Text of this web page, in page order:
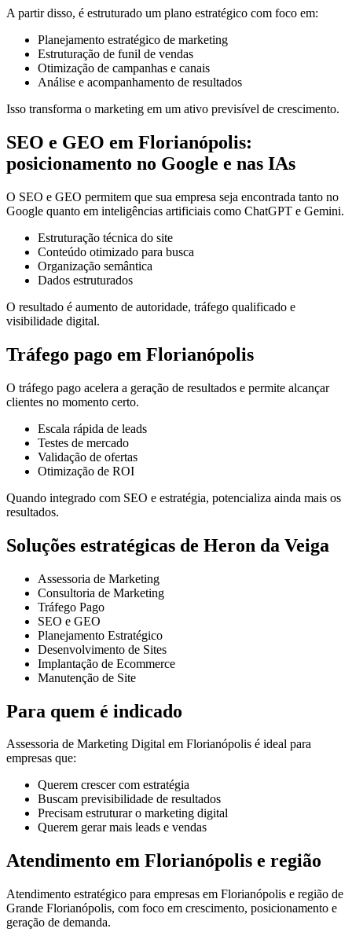
A partir disso, é estruturado um plano estratégico com foco em:
Planejamento estratégico de marketing
Estruturação de funil de vendas
Otimização de campanhas e canais
Análise e acompanhamento de resultados
Isso transforma o marketing em um ativo previsível de crescimento.
SEO e GEO em Florianópolis:
posicionamento no Google e nas IAs
O SEO e GEO permitem que sua empresa seja encontrada tanto no
Google quanto em inteligências artificiais como ChatGPT e Gemini.
Estruturação técnica do site
Conteúdo otimizado para busca
Organização semântica
Dados estruturados
O resultado é aumento de autoridade, tráfego qualificado e
visibilidade digital.
Tráfego pago em Florianópolis
O tráfego pago acelera a geração de resultados e permite alcançar
clientes no momento certo.
Escala rápida de leads
Testes de mercado
Validação de ofertas
Otimização de ROI
Quando integrado com SEO e estratégia, potencializa ainda mais os
resultados.
Soluções estratégicas de Heron da Veiga
Assessoria de Marketing
Consultoria de Marketing
Tráfego Pago
SEO e GEO
Planejamento Estratégico
Desenvolvimento de Sites
Implantação de Ecommerce
Manutenção de Site
Para quem é indicado
Assessoria de Marketing Digital em Florianópolis é ideal para
empresas que:
Querem crescer com estratégia
Buscam previsibilidade de resultados
Precisam estruturar o marketing digital
Querem gerar mais leads e vendas
Atendimento em Florianópolis e região
Atendimento estratégico para empresas em Florianópolis e região de
Grande Florianópolis, com foco em crescimento, posicionamento e
geração de demanda.